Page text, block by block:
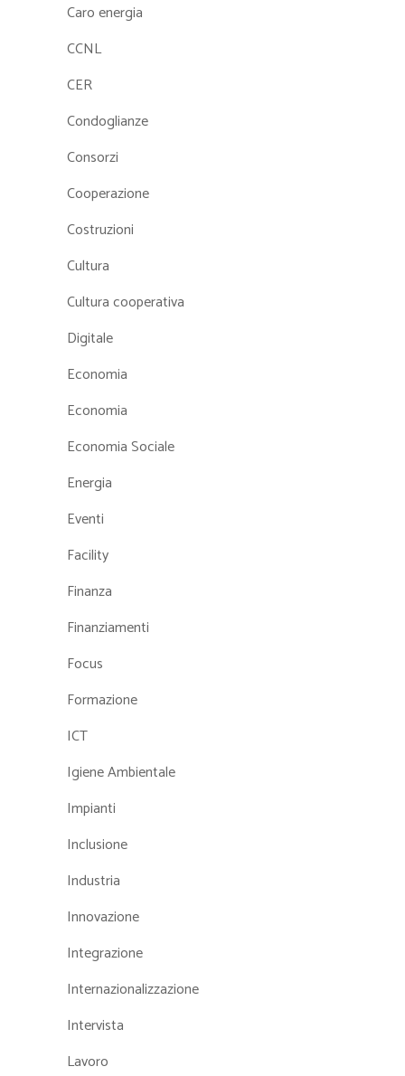
Caro energia
CCNL
CER
Condoglianze
Consorzi
Cooperazione
Costruzioni
Cultura
Cultura cooperativa
Digitale
Economia
Economia
Economia Sociale
Energia
Eventi
Facility
Finanza
Finanziamenti
Focus
Formazione
ICT
Igiene Ambientale
Impianti
Inclusione
Industria
Innovazione
Integrazione
Internazionalizzazione
Intervista
Lavoro